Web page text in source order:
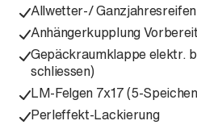
Allwetter-/ Ganzjahresreifen
Anhängerkupplung
Gepäckraumklappe elektr.
schliessen)
LM-Felgen 7x17 (5-Speichen
Perleffekt-Lackierung